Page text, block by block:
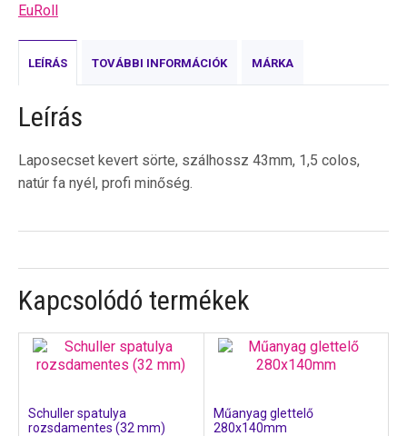
EuRoll
LEÍRÁS TOVÁBBI INFORMÁCIÓK MÁRKA
Leírás
Laposecset kevert sörte, szálhossz 43mm, 1,5 colos,
natúr fa nyél, profi minőség.
Kapcsolódó termékek
Schuller spatulya
rozsdamentes (32 mm)
Műanyag glettelő
280x140mm